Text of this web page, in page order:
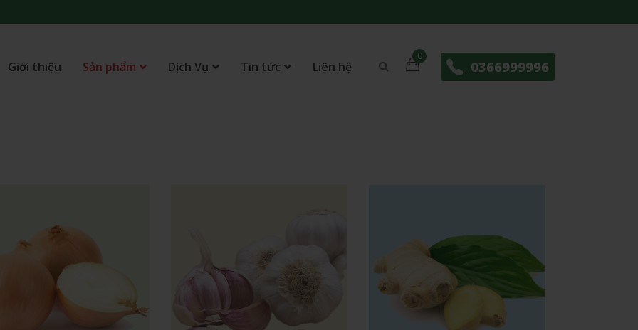
Giới thiệu Sản phẩm Dịch Vụ Tin tức Liên hệ 0366999996